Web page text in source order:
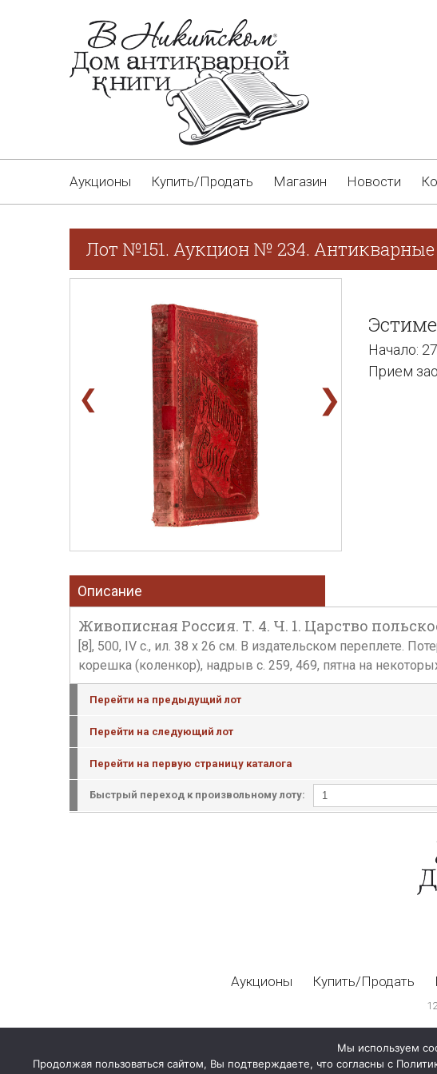
Аукционы Купить/Продать Магазин Новости
Лот №151. Аукцион № 234. Антикварные
❮ ❯
Начало:
Прием
Описание
Живописная Россия. Т. 4. Ч. 1. Царство
[8], 500, IV с., ил. 38 х 26 см. В издательском переплете.
корешка (коленкор), надрыв с. 259, 469, пятна на
Перейти на предыдущий лот
Перейти на следующий лот
Перейти на первую страницу каталога
Быстрый переход к произвольному лоту:
Аукционы Купить/Продать
Мы используем
Продолжая пользоваться сайтом, Вы подтверждаете, что согласны с